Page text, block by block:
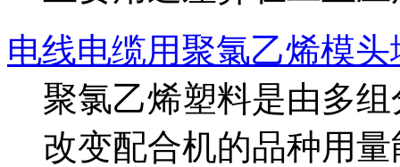
电线电缆用聚氯乙烯模
聚氯乙烯塑料是由多
改变配合机的品种用量